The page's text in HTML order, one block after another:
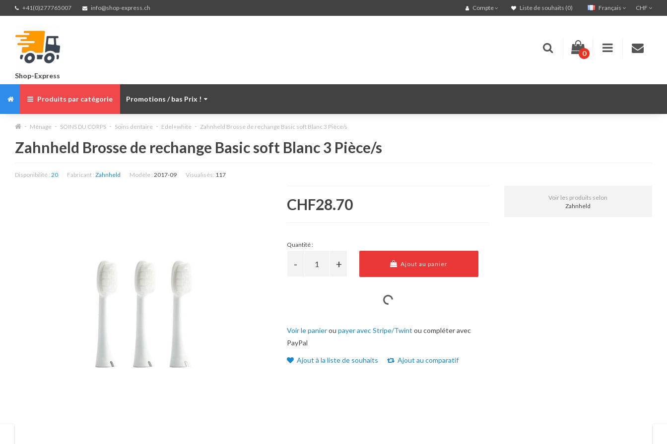
+41(0)277765007 info@shop-express.ch CHF
Français
Compte Liste de souhaits (0)
Shop-Express
0
Produits par catégorie Promotions / bas Prix !
Ménage SOINS DU CORPS Soins dentaire Edel+white Zahnheld Brosse de rechange Basic soft Blanc 3 Pièce/s
Zahnheld Brosse de rechange Basic soft Blanc 3 Pièce/s
Disponibilité : 20 Fabricant : Zahnheld Modèle : 2017-09 Visualisés: 117
CHF28.70
Quantité :
Ajout au panier
Voir le panierou payer avec Stripe/Twint ou compléter avec
PayPal
Ajout à la liste de souhaits Ajout au comparatif
Voir les produits selon
Zahnheld